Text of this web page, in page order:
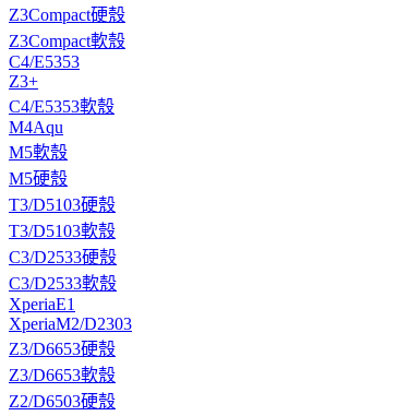
Z3Compact硬殼
Z3Compact軟殼
C4/E5353
Z3+
C4/E5353軟殼
M4Aqu
M5軟殼
M5硬殼
T3/D5103硬殼
T3/D5103軟殼
C3/D2533硬殼
C3/D2533軟殼
XperiaE1
XperiaM2/D2303
Z3/D6653硬殼
Z3/D6653軟殼
Z2/D6503硬殼